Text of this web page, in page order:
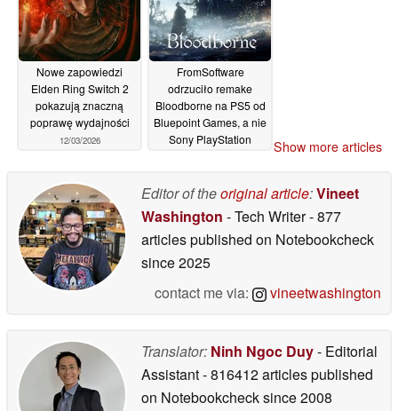
Nowe zapowiedzi
Elden Ring Switch 2
pokazują znaczną
poprawę wydajności
12/03/2026
FromSoftware
odrzuciło remake
Bloodborne na PS5 od
Bluepoint Games, a nie
Sony PlayStation
Show more articles
Editor of theoriginal article:Vineet
Washington - Tech Writer- 877
articles published on Notebookcheck
since 2025
contact me via:
vineetwashington
Translator: Ninh Ngoc Duy- Editorial
Assistant- 816412 articles published
on Notebookchecksince 2008